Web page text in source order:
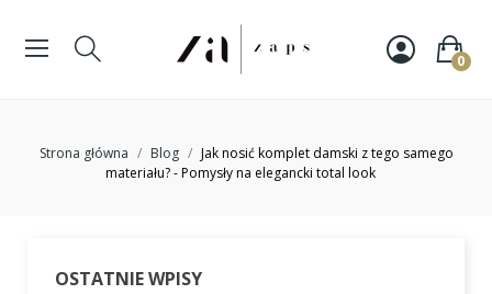
0
Strona główna Blog
Jak nosić komplet damski z tego samego
materiału? - Pomysły na elegancki total look
OSTATNIE WPISY